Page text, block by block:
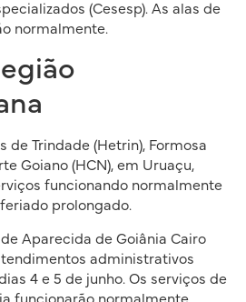
(Cesesp). As alas de
normalmente.
de Trindade (Hetrin), Formosa
Goiano (HCN), em Uruaçu,
funcionando normalmente
prolongado.
Aparecida de Goiânia Cairo
administrativos
4 e 5 de junho. Os serviços de
funcionarão normalmente,